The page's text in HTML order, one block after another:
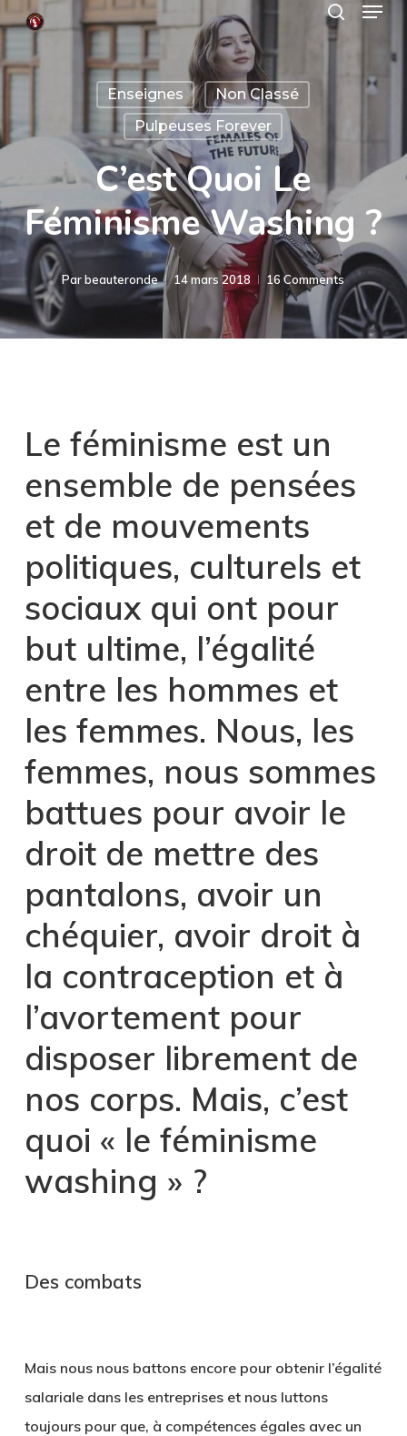
Skip
main
Enseignes
Non Classé
Pulpeuses Forever
C’est Quoi Le
Féminisme Washing ?
Par beauteronde 14 mars 2018 16 Comments
Le féminisme est un
ensemble de pensées
et de mouvements
politiques, culturels et
sociaux qui ont pour
but ultime, l’égalité
entre les hommes et
les femmes. Nous, les
femmes, nous sommes
battues pour avoir le
droit de mettre des
pantalons, avoir un
chéquier, avoir droit à
la contraception et à
l’avortement pour
disposer librement de
nos corps. Mais, c’est
quoi « le féminisme
washing » ?
Des combats
Mais nous nous battons encore pour obtenir l’égalité
salariale dans les entreprises et nous luttons
toujours pour que, à compétences égales avec un
Close
Menu